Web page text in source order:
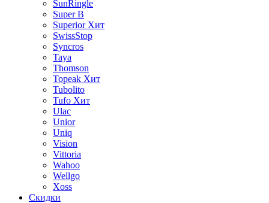
SunRingle
Super B
Superior Хит
SwissStop
Syncros
Taya
Thomson
Topeak Хит
Tubolito
Tufo Хит
Ulac
Unior
Uniq
Vision
Vittoria
Wahoo
Wellgo
Xoss
Скидки